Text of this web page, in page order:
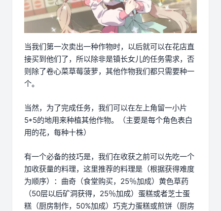
当我们第一次卖出一种作物时，以后就可以在花店直
接买到他们了，所以除非是镇长女儿的任务需求，否
则除了卷心菜草莓菠萝，其他作物我们都只需要种一
个。
当然，为了完成任务，我们可以在左上角留一小片
5*5的地用来种植其他作物。（主要是每个角色表白
用的花，每种十株）
有一个必备的技巧是，我们在收获之前可以先吃一个
加收获量的料理，这里推荐的料理是（根据获得难度
为顺序）：曲奇（食堂购买，25％加成）黄色草药
（50层以后矿洞获得，25％加成）蛋糕或者芝士蛋
糕（厨房制作，50%加成）巧克力蛋糕或煎饼（厨房